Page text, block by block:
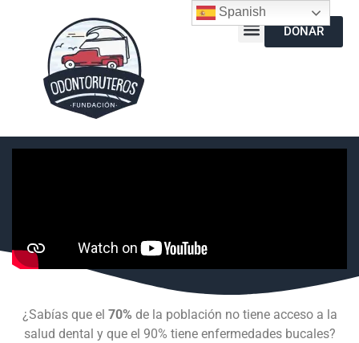
DONAR
¿Sabías que el 70% de la población no tiene acceso a la
salud dental y que el 90% tiene enfermedades bucales?
Spanish